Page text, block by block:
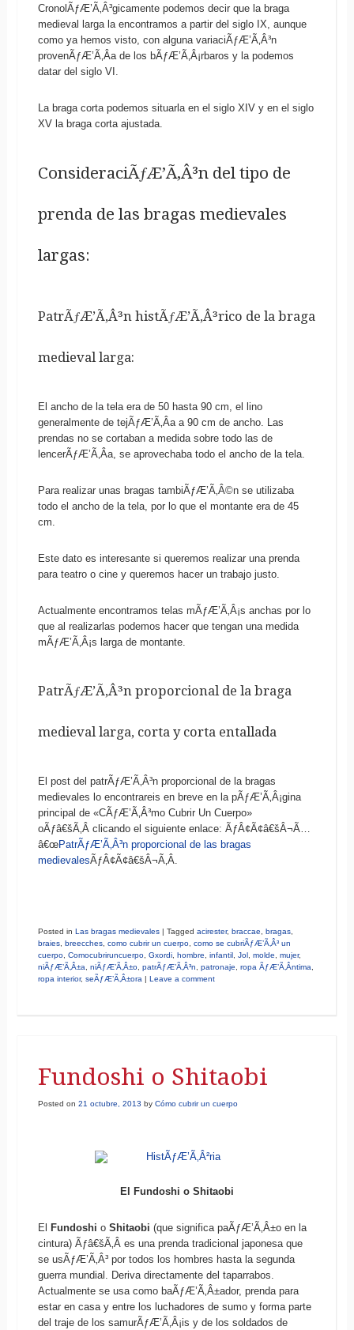
CronolÃƒÆ’Ã‚Â³gicamente podemos decir que la braga
medieval larga la encontramos a partir del siglo IX, aunque
como ya hemos visto, con alguna variaciÃƒÆ’Ã‚Â³n
provenÃƒÆ’Ã‚Â­a de los bÃƒÆ’Ã‚Â¡rbaros y la podemos
datar del siglo VI.
La braga corta podemos situarla en el siglo XIV y en el siglo
XV la braga corta ajustada.
ConsideraciÃƒÆ’Ã‚Â³n del tipo de
prenda de las bragas medievales
largas:
PatrÃƒÆ’Ã‚Â³n histÃƒÆ’Ã‚Â³rico de la braga
medieval larga:
El ancho de la tela era de 50 hasta 90 cm, el lino
generalmente de tejÃƒÆ’Ã‚Â­a a 90 cm de ancho. Las
prendas no se cortaban a medida sobre todo las de
lencerÃƒÆ’Ã‚Â­a, se aprovechaba todo el ancho de la tela.
Para realizar unas bragas tambiÃƒÆ’Ã‚Â©n se utilizaba
todo el ancho de la tela, por lo que el montante era de 45
cm.
Este dato es interesante si queremos realizar una prenda
para teatro o cine y queremos hacer un trabajo justo.
Actualmente encontramos telas mÃƒÆ’Ã‚Â¡s anchas por lo
que al realizarlas podemos hacer que tengan una medida
mÃƒÆ’Ã‚Â¡s larga de montante.
PatrÃƒÆ’Ã‚Â³n proporcional de la braga
medieval larga, corta y corta entallada
El post del patrÃƒÆ’Ã‚Â³n proporcional de la bragas
medievales lo encontrareis en breve en la pÃƒÆ’Ã‚Â¡gina
principal de «CÃƒÆ’Ã‚Â³mo Cubrir Un Cuerpo»
oÃƒâ€šÃ‚Â clicando el siguiente enlace: ÃƒÂ¢Ã¢â€šÂ¬Ã…
â€œPatrÃƒÆ’Ã‚Â³n proporcional de las bragas
medievalesÃƒÂ¢Ã¢â€šÂ¬Ã‚Â.
Posted in Las bragas medievales | Tagged acirester, braccae, bragas,
braies, breecches, como cubrir un cuerpo, como se cubriÃƒÆ’Ã‚Â³ un
cuerpo, Comocubriruncuerpo, Gxordi, hombre, infantil, Jol, molde, mujer,
niÃƒÆ’Ã‚Â±a, niÃƒÆ’Ã‚Â±o, patrÃƒÆ’Ã‚Â³n, patronaje, ropa ÃƒÆ’Ã‚Â­ntima,
ropa interior, seÃƒÆ’Ã‚Â±ora | Leave a comment
Fundoshi o Shitaobi
Posted on 21 octubre, 2013 by Cómo cubrir un cuerpo
El Fundoshi o Shitaobi
El Fundoshi o Shitaobi (que significa paÃƒÆ’Ã‚Â±o en la
cintura) Ãƒâ€šÃ‚Â es una prenda tradicional japonesa que
se usÃƒÆ’Ã‚Â³ por todos los hombres hasta la segunda
guerra mundial. Deriva directamente del taparrabos.
Actualmente se usa como baÃƒÆ’Ã‚Â±ador, prenda para
estar en casa y entre los luchadores de sumo y forma parte
del traje de los samurÃƒÆ’Ã‚Â¡is y de los soldados de